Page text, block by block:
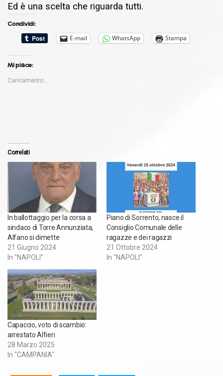
Ed è una scelta che riguarda tutti.
Condividi:
E-mail
WhatsApp Stampa
Mi piace:
Caricamento...
Correlati
In ballottaggio per la corsa a
sindaco di Torre Annunziata,
Alfano si dimette
21 Giugno 2024
In "NAPOLI"
Piano di Sorrento, nasce il
Consiglio Comunale delle
ragazze e dei ragazzi
21 Ottobre 2024
In "NAPOLI"
Capaccio, voto di scambio:
arrestato Alfieri
28 Marzo 2025
In "CAMPANIA"